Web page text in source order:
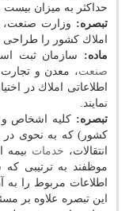
حداكثر به میزان
تبصره: وزارت
املاك كشور را طراحی و
ماده: سازمان ثبت
صنعت، معدن و
اطلاعاتی املاك در
نمایند.
تبصره: كلیه اشخاص و
كشور) كه به نحوی در
انتقالات، خدمات بیمه
موظفند به ترتیبی
اطلاعات مربوط را
این تبصره علاوه بر